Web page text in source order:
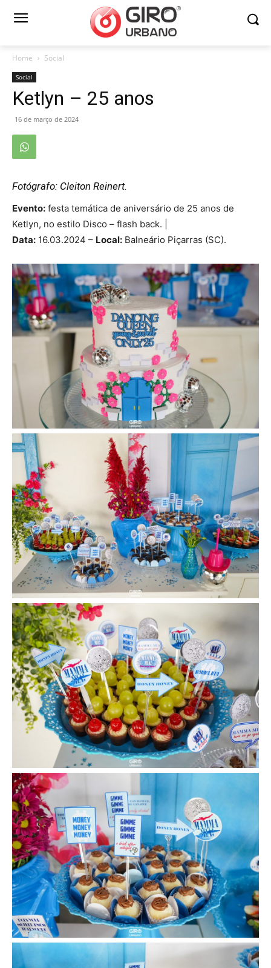
Home Social
Social
Ketlyn – 25 anos
16 de março de 2024
Fotógrafo: Cleiton Reinert.
Evento: festa temática de aniversário de 25 anos de
Ketlyn, no estilo Disco – flash back. |
Data: 16.03.2024 – Local: Balneário Piçarras (SC).